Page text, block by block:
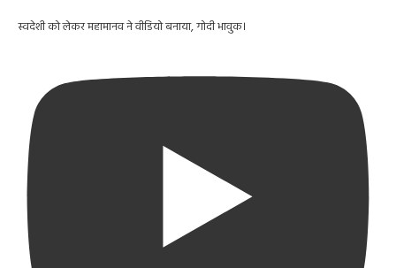
स्वदेशी को लेकर महामानव ने वीडियो बनाया, गोदी भावुक।